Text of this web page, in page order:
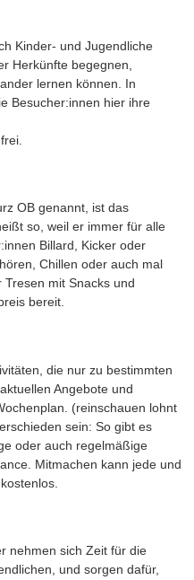
Kinder- und Jugendliche
Herkünfte begegnen,
lernen können. In
Besucher:innen hier ihre
OB genannt, ist das
so, weil er immer für alle
Billard, Kicker oder
Chillen oder auch mal
mit Snacks und
bereit.
die nur zu bestimmten
Angebote und
(reinschauen lohnt
sein: So gibt es
oder auch regelmäßige
Mitmachen kann jede und
nehmen sich Zeit für die
und sorgen dafür,